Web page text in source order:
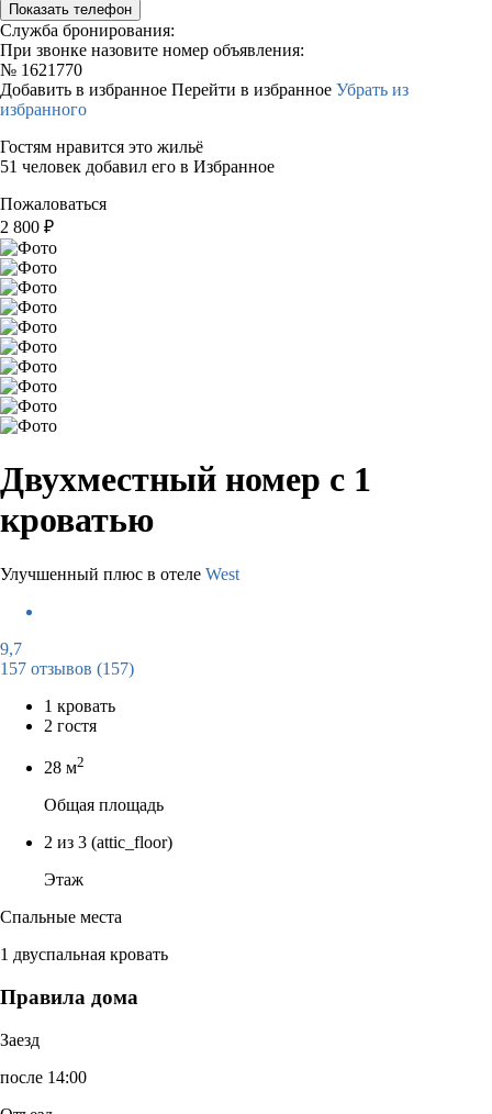
Показать телефон
Служба бронирования:
При звонке назовите номер объявления:
№ 1621770
Добавить в избранное Перейти в избранное Убрать из
избранного
Гостям нравится это жильё
51 человек добавил его в Избранное
Пожаловаться
2 800 ₽
Двухместный номер с 1
кроватью
Улучшенный плюс в отеле West
9,7
157 отзывов (157)
1 кровать
2 гостя
28 м2
Общая площадь
2 из 3 (attic_floor)
Этаж
Спальные места
1 двуспальная кровать
Правила дома
Заезд
после 14:00